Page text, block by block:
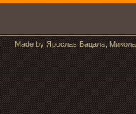
Made by Ярослав Бацала,